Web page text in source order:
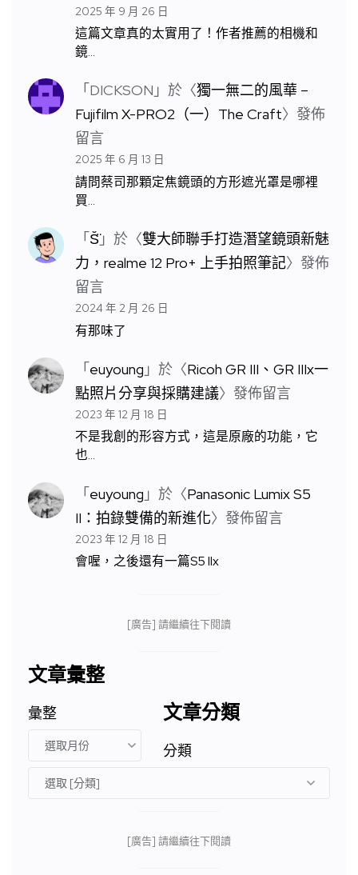
2025 年 9 月 26 日
這篇文章真的太實用了！作者推薦的相機和
鏡…
「DICKSON 」於〈獨一無二的風華 –
Fujifilm X-PRO2（一）The Craft〉發佈
留言
2025 年 6 月 13 日
請問蔡司那顆定焦鏡頭的方形遮光罩是哪裡
買…
「S̆̈」於〈雙大師聯手打造潛望鏡頭新魅
力，realme 12 Pro+ 上手拍照筆記〉發佈
留言
2024 年 2 月 26 日
有那味了
「euyoung 」於〈Ricoh GR III、GR IIIx一
點照片分享與採購建議〉發佈留言
2023 年 12 月 18 日
不是我創的形容方式，這是原廠的功能，它
也…
「euyoung 」於〈Panasonic Lumix S5
II：拍錄雙備的新進化〉發佈留言
2023 年 12 月 18 日
會喔，之後還有一篇S5 IIx
[廣告] 請繼續往下閱讀
文章彙整
彙整 文章分類
分類
[廣告] 請繼續往下閱讀